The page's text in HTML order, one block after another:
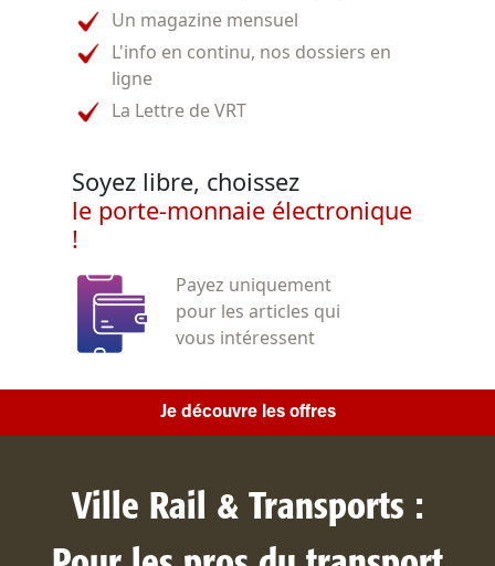
Un magazine mensuel
L'info en continu, nos dossiers en
ligne
La Lettre de VRT
Soyez libre, choissez
le porte-monnaie électronique
!
Payez uniquement
pour les articles qui
vous intéressent
Je découvre les offres
Ville Rail & Transports :